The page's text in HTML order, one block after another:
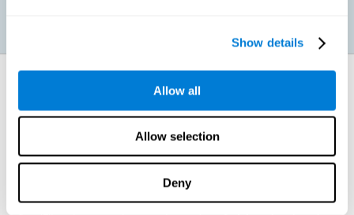
Show details
Allow all
Allow selection
Deny
¿Cómo fortalece la función cognitiva?
Laplasticidad cerebrales el mecanismo básico que posee nuestro
se vale de esta capacidad para ayudar a activar nuestras diferentes
capacidades cognitivas.
exigimos un esfuerzo para nuestro cerebro, que responde con unos
manera repetida los patrones neuralesmediante las actividades de